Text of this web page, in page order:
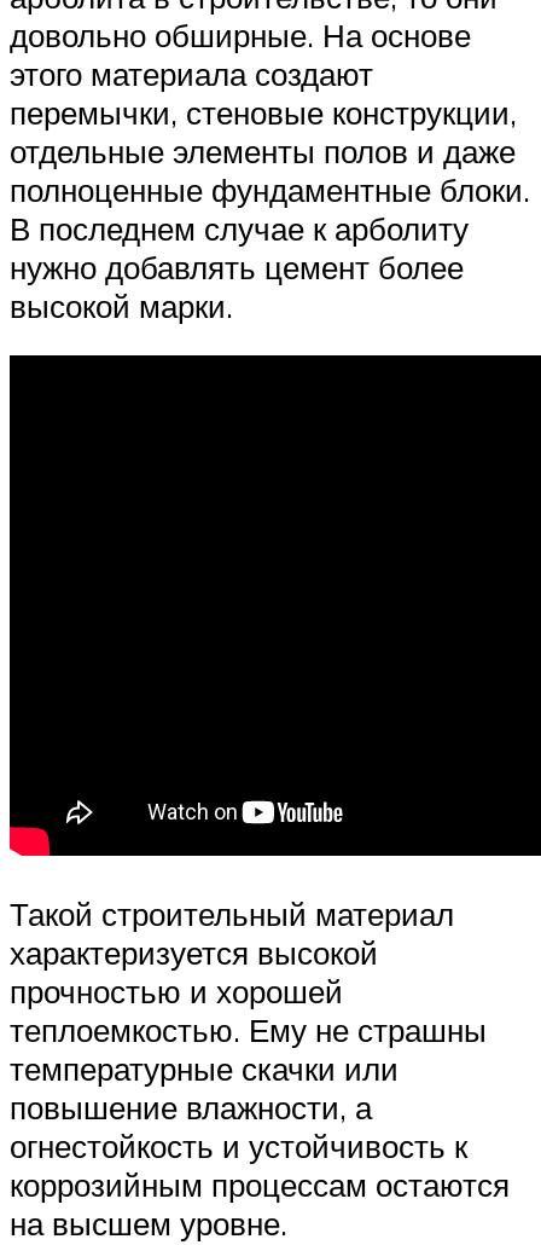
довольно обширные. На основе
этого материала создают
перемычки, стеновые конструкции,
отдельные элементы полов и даже
полноценные фундаментные блоки.
В последнем случае к арболиту
нужно добавлять цемент более
высокой марки.
Такой строительный материал
характеризуется высокой
прочностью и хорошей
теплоемкостью. Ему не страшны
температурные скачки или
повышение влажности, а
огнестойкость и устойчивость к
коррозийным процессам остаются
на высшем уровне.